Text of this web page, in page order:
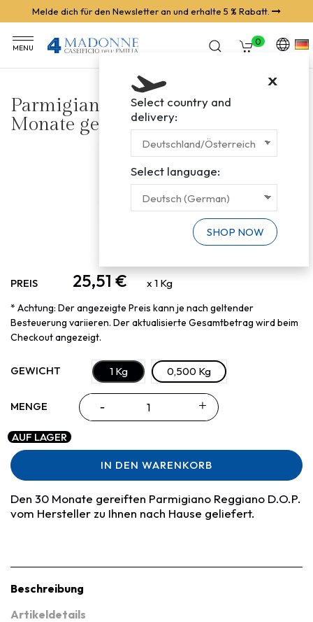
Melde dich für den Newsletter an und erhalte 5 % Rabatt.
MENU
0
X
Select country and
delivery:
Select language:
SHOP NOW
Beschreibung
Artikeldetails
Parmigiano Reggiano, über 30
Monate gereift
PREIS 25,51 € x 1 Kg
* Achtung: Der angezeigte Preis kann je nach geltender
Besteuerung variieren. Der aktualisierte Gesamtbetrag wird beim
Checkout angezeigt.
GEWICHT 1 Kg 0,500 Kg
MENGE
AUF LAGER
IN DEN WARENKORB
Den 30 Monate gereiften Parmigiano Reggiano D.O.P.
vom Hersteller zu Ihnen nach Hause geliefert.